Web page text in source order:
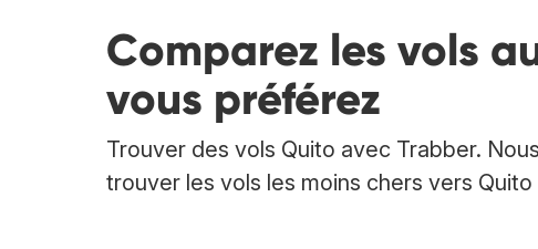
Comparez les vols
vous préférez
Trouver des vols Quito avec Trabber.
trouver les vols les moins chers vers